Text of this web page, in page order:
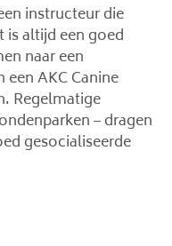
instructeur die
is altijd een goed
naar een
AKC Canine
Regelmatige
– dragen
gesocialiseerde